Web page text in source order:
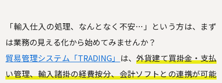
「輸入仕入の処理、なんとなく不安…」という方は、まず
は業務の見える化から始めてみませんか？
貿易管理システム「TRADING」 は、 外貨建て買掛金・支払
い管理、輸入諸掛の経費按分、会計ソフトとの連携が可能